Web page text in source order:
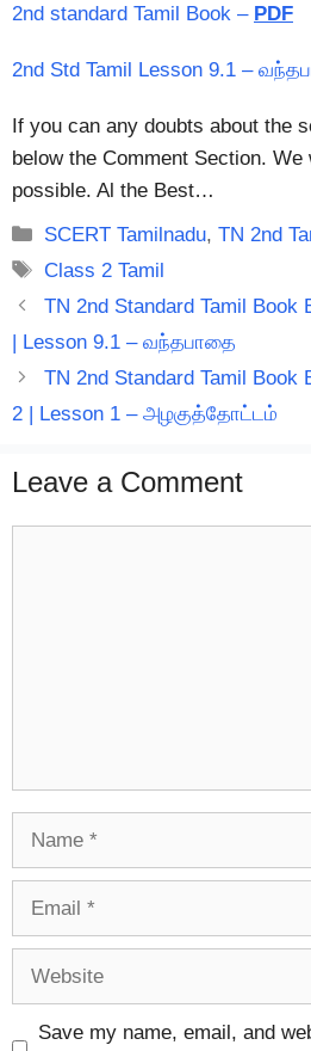
2nd standard Tamil Book – PDF
2nd Std Tamil Lesson 9.1 –
If you can any doubts about the
below the Comment Section.
possible. Al the Best…
Categories
SCERT Tamilnadu,TN 2nd
Tags
Class 2 Tamil
TN 2nd Standard Tamil Book
| Lesson 9.1 – வந்தபாதை
TN 2nd Standard Tamil Book
2 | Lesson 1 – அழகுத்தோட்டம்
Leave a Comment
Name
Email
Website
Save my name, email, and